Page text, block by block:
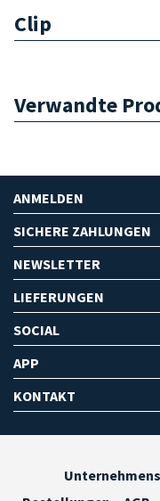
Clip
Verwandte
ANMELDEN
SICHERE ZAHLUNGEN
NEWSLETTER
LIEFERUNGEN
SOCIAL
APP
KONTAKT